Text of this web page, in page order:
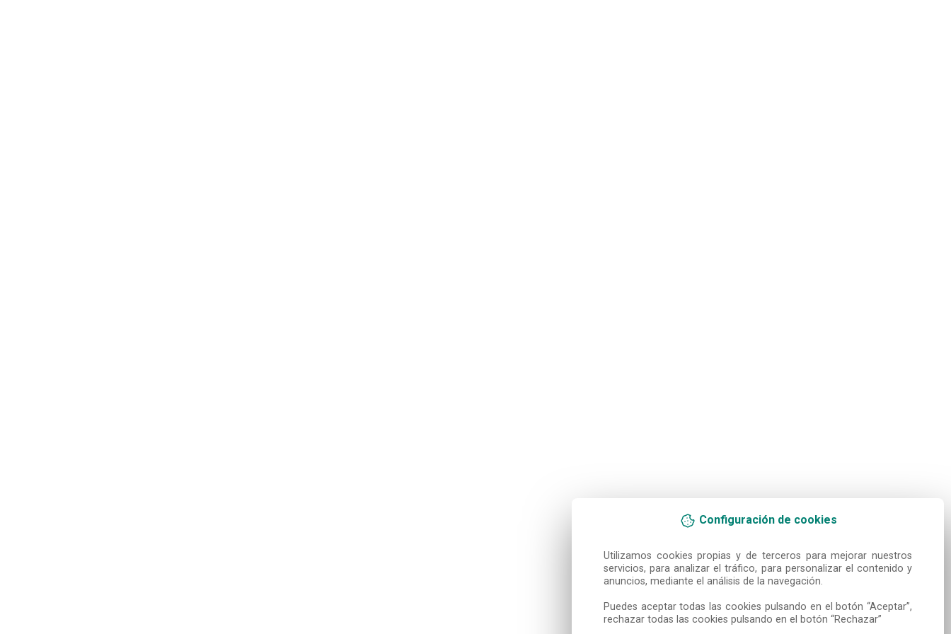
Configuración de cookies
Utilizamos cookies propias y de terceros para mejorar nuestros
servicios, para analizar el tráfico, para personalizar el contenido y
anuncios, mediante el análisis de la navegación.
Puedes aceptar todas las cookies pulsando en el botón “Aceptar”,
rechazar todas las cookies pulsando en el botón “Rechazar”